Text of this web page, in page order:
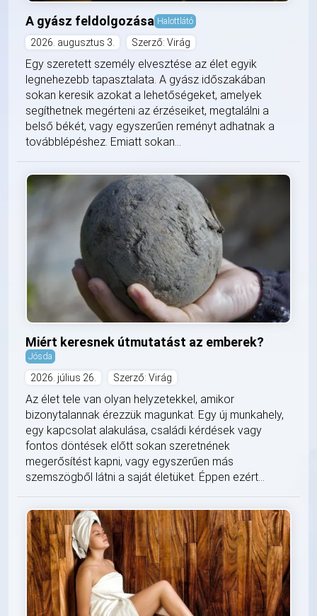
A gyász feldolgozása Halottlátó
2026. augusztus 3. Szerző: Virág
Egy szeretett személy elvesztése az élet egyik
legnehezebb tapasztalata. A gyász időszakában
sokan keresik azokat a lehetőségeket, amelyek
segíthetnek megérteni az érzéseiket, megtalálni a
belső békét, vagy egyszerűen reményt adhatnak a
továbblépéshez. Emiatt sokan...
Miért keresnek útmutatást az emberek?
Jósda
2026. július 26. Szerző: Virág
Az élet tele van olyan helyzetekkel, amikor
bizonytalannak érezzük magunkat. Egy új munkahely,
egy kapcsolat alakulása, családi kérdések vagy
fontos döntések előtt sokan szeretnének
megerősítést kapni, vagy egyszerűen más
szemszögből látni a saját életüket. Éppen ezért...